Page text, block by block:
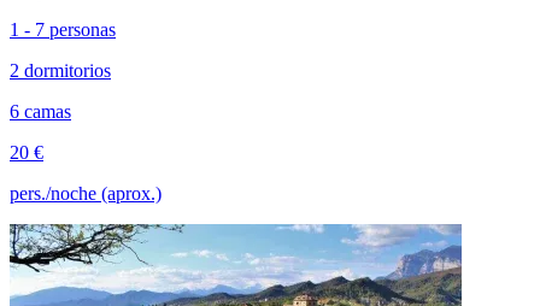
1 - 7 personas
2 dormitorios
6 camas
20 €
pers./noche (aprox.)